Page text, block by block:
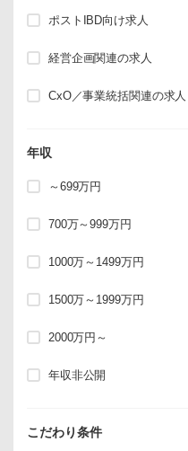
ポストIBD向け求人
経営企画関連の求人
CxO／事業統括関連の求人
年収
～699万円
700万～999万円
1000万～1499万円
1500万～1999万円
2000万円～
年収非公開
こだわり条件